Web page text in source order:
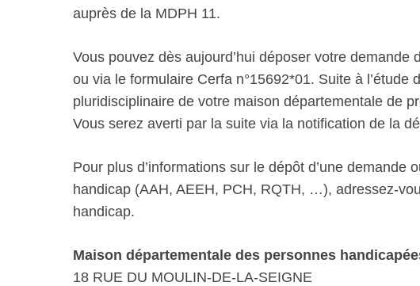
auprès de la MDPH 11.
Vous pouvez dès aujourd’hui déposer votre demande
ou via le formulaire Cerfa n°15692*01. Suite à l’étude
pluridisciplinaire de votre maison départementale de
Vous serez averti par la suite via la notification de la
Pour plus d’informations sur le dépôt d’une demande
handicap (AAH, AEEH, PCH, RQTH, …), adressez-
handicap.
Maison départementale des personnes
18 RUE DU MOULIN-DE-LA-SEIGNE